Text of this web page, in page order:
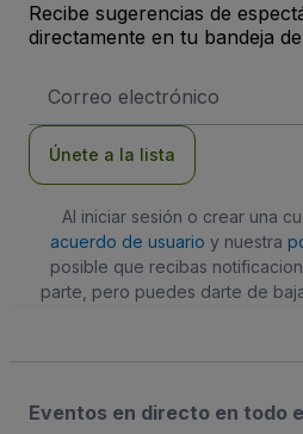
Recibe sugerencias de
directamente en tu bandeja
de
Únete a la lista
Al iniciar sesión o crear una
acuerdo de usuario y nuestra
posible que recibas
parte, pero puedes darte de
Eventos en directo en todo